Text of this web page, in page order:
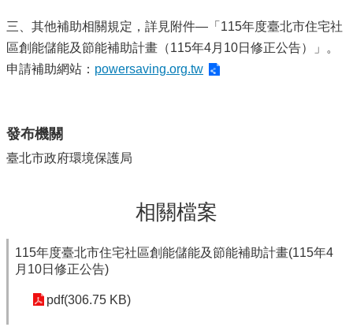
三、其他補助相關規定，詳見附件—「115年度臺北市住宅社
區創能儲能及節能補助計畫（115年4月10日修正公告）」。
申請補助網站： powersaving.org.tw
發布機關
臺北市政府環境保護局
相關檔案
115年度臺北市住宅社區創能儲能及節能補助計畫(115年4
月10日修正公告)
pdf(306.75 KB)